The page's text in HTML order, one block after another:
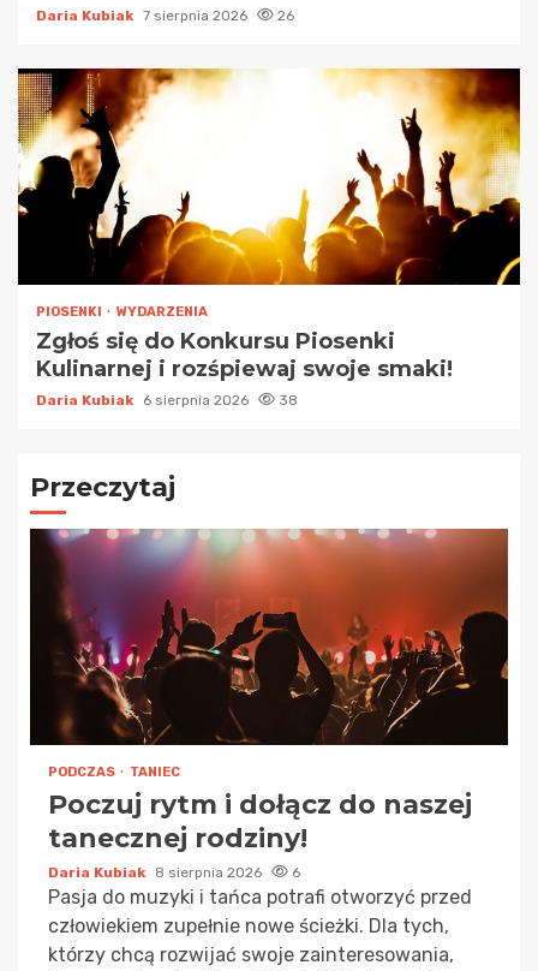
Daria Kubiak 7 sierpnia 2026 26
PIOSENKI WYDARZENIA
Zgłoś się do Konkursu Piosenki
Kulinarnej i rozśpiewaj swoje smaki!
Daria Kubiak 6 sierpnia 2026 38
Przeczytaj
PODCZAS TANIEC
Poczuj rytm i dołącz do naszej
tanecznej rodziny!
Daria Kubiak 8 sierpnia 2026 6
Pasja do muzyki i tańca potrafi otworzyć przed
człowiekiem zupełnie nowe ścieżki. Dla tych,
którzy chcą rozwijać swoje zainteresowania,